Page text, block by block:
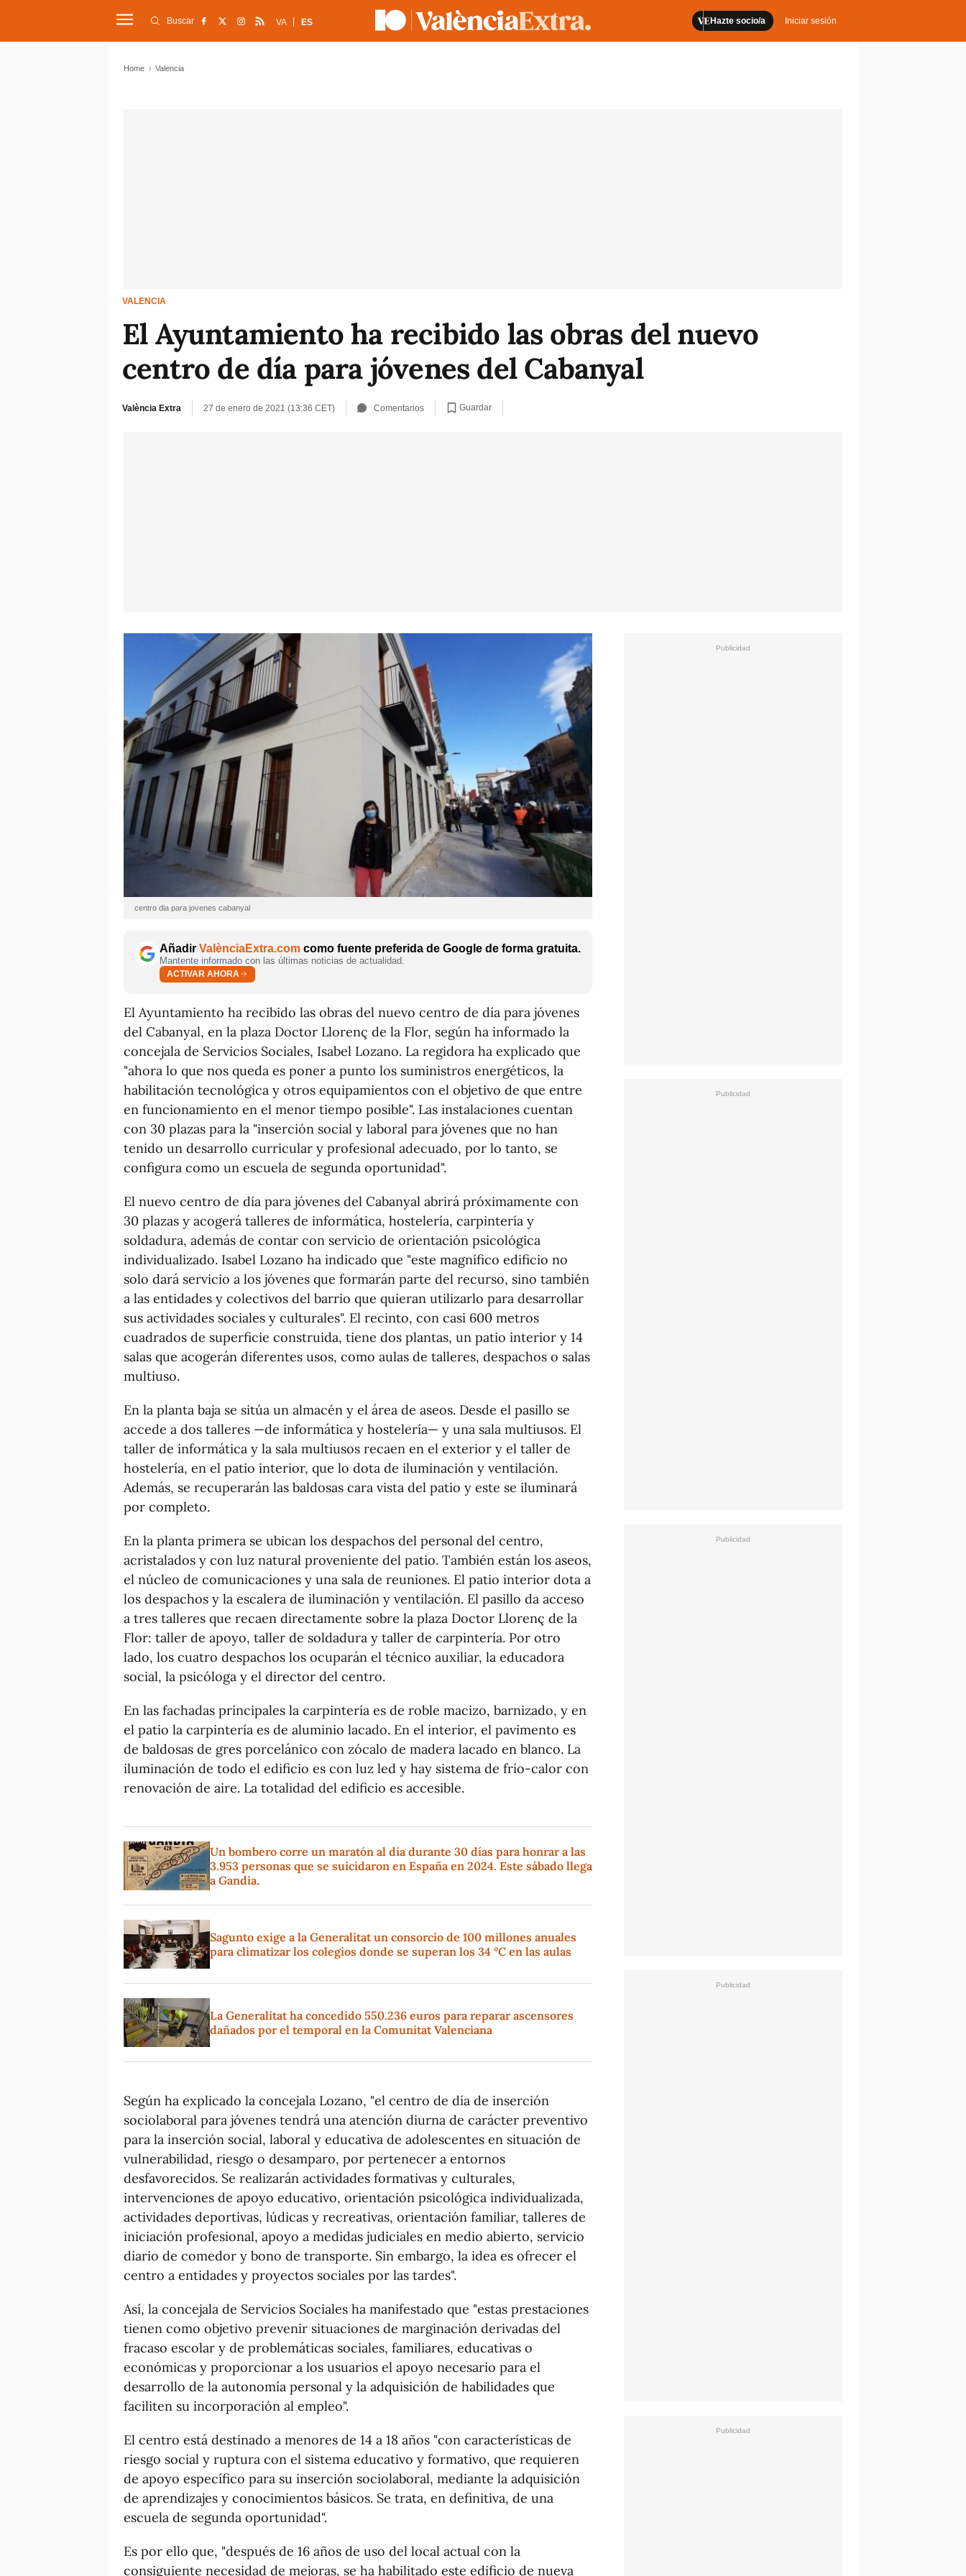
Hazte socio/a Iniciar sesión
Buscar VA ES
Home Valencia
VALENCIA
El Ayuntamiento ha recibido las obras del nuevo
centro de día para jóvenes del Cabanyal
València Extra 27 de enero de 2021 (13:36 CET) Comentarios Guardar
centro dia para jovenes cabanyal
Añadir ValènciaExtra.com como fuente preferida de Google de forma gratuita.
Mantente informado con las últimas noticias de actualidad.
ACTIVAR AHORA
El Ayuntamiento ha recibido las obras del nuevo centro de día para jóvenes
del Cabanyal, en la plaza Doctor Llorenç de la Flor, según ha informado la
concejala de Servicios Sociales, Isabel Lozano. La regidora ha explicado que
"ahora lo que nos queda es poner a punto los suministros energéticos, la
habilitación tecnológica y otros equipamientos con el objetivo de que entre
en funcionamiento en el menor tiempo posible". Las instalaciones cuentan
con 30 plazas para la "inserción social y laboral para jóvenes que no han
tenido un desarrollo curricular y profesional adecuado, por lo tanto, se
configura como un escuela de segunda oportunidad".
El nuevo centro de día para jóvenes del Cabanyal abrirá próximamente con
30 plazas y acogerá talleres de informática, hostelería, carpintería y
soldadura, además de contar con servicio de orientación psicológica
individualizado. Isabel Lozano ha indicado que "este magnífico edificio no
solo dará servicio a los jóvenes que formarán parte del recurso, sino también
a las entidades y colectivos del barrio que quieran utilizarlo para desarrollar
sus actividades sociales y culturales". El recinto, con casi 600 metros
cuadrados de superficie construida, tiene dos plantas, un patio interior y 14
salas que acogerán diferentes usos, como aulas de talleres, despachos o salas
multiuso.
En la planta baja se sitúa un almacén y el área de aseos. Desde el pasillo se
accede a dos talleres —de informática y hostelería— y una sala multiusos. El
taller de informática y la sala multiusos recaen en el exterior y el taller de
hostelería, en el patio interior, que lo dota de iluminación y ventilación.
Además, se recuperarán las baldosas cara vista del patio y este se iluminará
por completo.
En la planta primera se ubican los despachos del personal del centro,
acristalados y con luz natural proveniente del patio. También están los aseos,
el núcleo de comunicaciones y una sala de reuniones. El patio interior dota a
los despachos y la escalera de iluminación y ventilación. El pasillo da acceso
a tres talleres que recaen directamente sobre la plaza Doctor Llorenç de la
Flor: taller de apoyo, taller de soldadura y taller de carpintería. Por otro
lado, los cuatro despachos los ocuparán el técnico auxiliar, la educadora
social, la psicóloga y el director del centro.
En las fachadas principales la carpintería es de roble macizo, barnizado, y en
el patio la carpintería es de aluminio lacado. En el interior, el pavimento es
de baldosas de gres porcelánico con zócalo de madera lacado en blanco. La
iluminación de todo el edificio es con luz led y hay sistema de frío-calor con
renovación de aire. La totalidad del edificio es accesible.
Un bombero corre un maratón al día durante 30 días para honrar a las
3.953 personas que se suicidaron en España en 2024. Este sábado llega
a Gandia.
Sagunto exige a la Generalitat un consorcio de 100 millones anuales
para climatizar los colegios donde se superan los 34 °C en las aulas
La Generalitat ha concedido 550.236 euros para reparar ascensores
dañados por el temporal en la Comunitat Valenciana
Según ha explicado la concejala Lozano, "el centro de día de inserción
sociolaboral para jóvenes tendrá una atención diurna de carácter preventivo
para la inserción social, laboral y educativa de adolescentes en situación de
vulnerabilidad, riesgo o desamparo, por pertenecer a entornos
desfavorecidos. Se realizarán actividades formativas y culturales,
intervenciones de apoyo educativo, orientación psicológica individualizada,
actividades deportivas, lúdicas y recreativas, orientación familiar, talleres de
iniciación profesional, apoyo a medidas judiciales en medio abierto, servicio
diario de comedor y bono de transporte. Sin embargo, la idea es ofrecer el
centro a entidades y proyectos sociales por las tardes".
Así, la concejala de Servicios Sociales ha manifestado que "estas prestaciones
tienen como objetivo prevenir situaciones de marginación derivadas del
fracaso escolar y de problemáticas sociales, familiares, educativas o
económicas y proporcionar a los usuarios el apoyo necesario para el
desarrollo de la autonomía personal y la adquisición de habilidades que
faciliten su incorporación al empleo".
El centro está destinado a menores de 14 a 18 años "con características de
riesgo social y ruptura con el sistema educativo y formativo, que requieren
de apoyo específico para su inserción sociolaboral, mediante la adquisición
de aprendizajes y conocimientos básicos. Se trata, en definitiva, de una
escuela de segunda oportunidad".
Es por ello que, "después de 16 años de uso del local actual con la
consiguiente necesidad de mejoras, se ha habilitado este edificio de nueva